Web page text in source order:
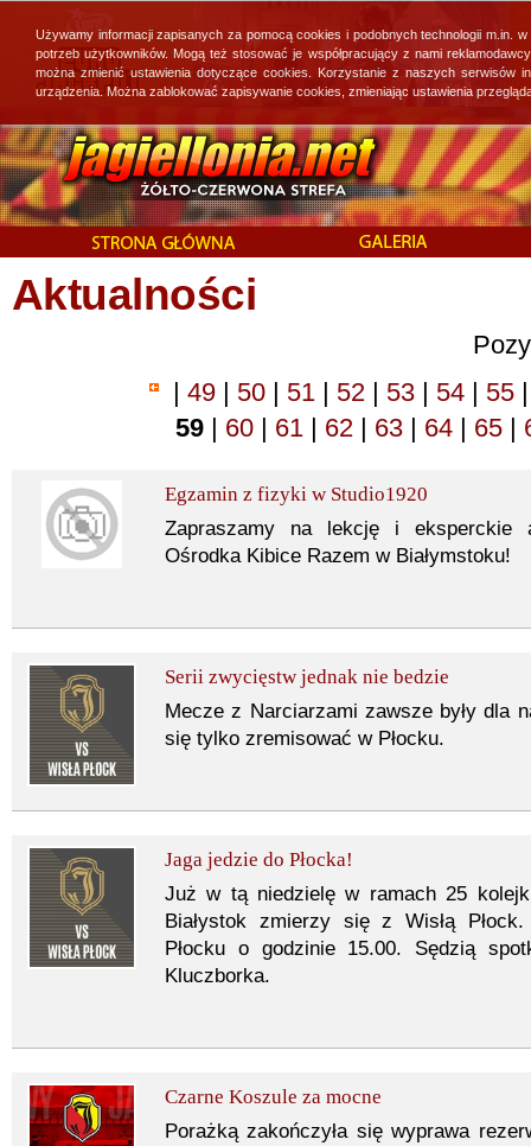
Aktualności
| 49 | 50 | 51 | 52 | 53 | 54 | 55 |
59 | 60 | 61 | 62 | 63 | 64 | 65 |
Egzamin z fizyki w Studio1920
Zapraszamy na lekcję i eksperckie
Ośrodka Kibice Razem w Białymstoku!
Serii zwycięstw jednak nie bedzie
Mecze z Narciarzami zawsze były dla
się tylko zremisować w Płocku.
Jaga jedzie do Płocka!
Już w tą niedzielę w ramach 25
Białystok zmierzy się z Wisłą
Płocku o godzinie 15.00. Sędzią
Kluczborka.
Czarne Koszule za mocne
Porażką zakończyła się wyprawa
Używamy informacji zapisanych za pomocą cookies i podobnych technologii
potrzeb użytkowników. Mogą też stosować je współpracujący z nami
można zmienić ustawienia dotyczące cookies. Korzystanie z naszych
urządzenia. Można zablokować zapisywanie cookies, zmieniając ustawienia